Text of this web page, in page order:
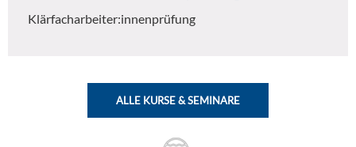
Klärfacharbeiter:innenprüfung
ALLE KURSE & SEMINARE